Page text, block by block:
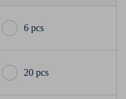
6 pcs
20 pcs